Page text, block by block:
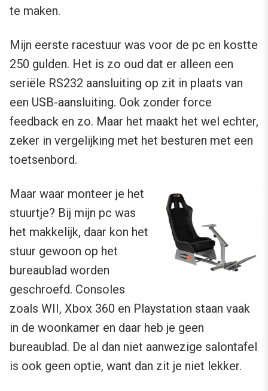
te maken.
Mijn eerste racestuur was voor de pc en kostte
250 gulden. Het is zo oud dat er alleen een
seriële RS232 aansluiting op zit in plaats van
een USB-aansluiting. Ook zonder force
feedback en zo. Maar het maakt het wel echter,
zeker in vergelijking met het besturen met een
toetsenbord.
Maar waar monteer je het
stuurtje? Bij mijn pc was
het makkelijk, daar kon het
stuur gewoon op het
bureaublad worden
geschroefd. Consoles
zoals WII, Xbox 360 en Playstation staan vaak
in de woonkamer en daar heb je geen
bureaublad. De al dan niet aanwezige salontafel
is ook geen optie, want dan zit je niet lekker.